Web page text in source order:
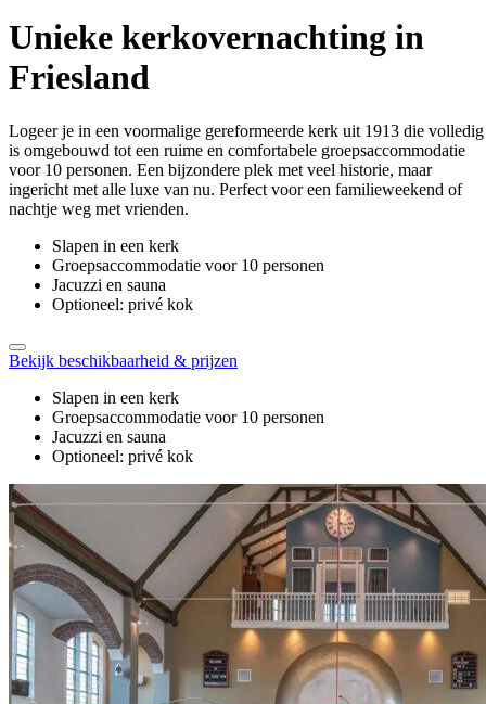
Unieke kerkovernachting in
Friesland
Logeer je in een voormalige gereformeerde kerk uit 1913 die volledig
is omgebouwd tot een ruime en comfortabele groepsaccommodatie
voor 10 personen. Een bijzondere plek met veel historie, maar
ingericht met alle luxe van nu. Perfect voor een familieweekend of
nachtje weg met vrienden.
Slapen in een kerk
Groepsaccommodatie voor 10 personen
Jacuzzi en sauna
Optioneel: privé kok
Bekijk beschikbaarheid & prijzen
Slapen in een kerk
Groepsaccommodatie voor 10 personen
Jacuzzi en sauna
Optioneel: privé kok